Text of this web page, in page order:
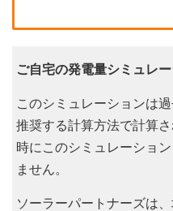
ご自宅の発電量シミュレ
このシミュレーションは
推奨する計算方法で計算
時にこのシミュレーショ
ません。
ソーラーパートナーズは